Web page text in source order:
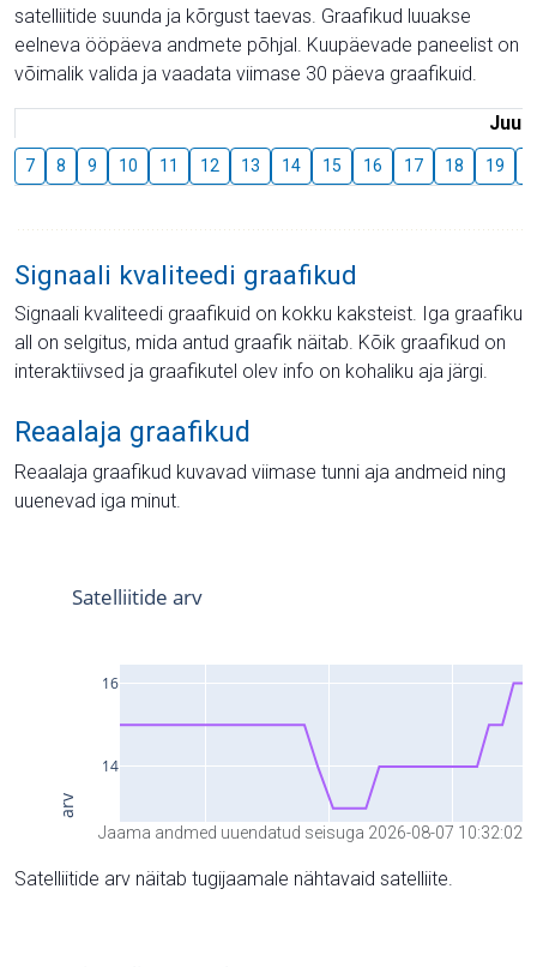
satelliitide suunda ja kõrgust taevas. Graafikud luuakse
eelneva ööpäeva andmete põhjal. Kuupäevade paneelist on
võimalik valida ja vaadata viimase 30 päeva graafikuid.
Juuli
7 8 9 10 11 12 13 14 15 16 17 18 19
Signaali kvaliteedi graafikud
Signaali kvaliteedi graafikuid on kokku kaksteist. Iga graafiku
all on selgitus, mida antud graafik näitab. Kõik graafikud on
interaktiivsed ja graafikutel olev info on kohaliku aja järgi.
Reaalaja graafikud
Reaalaja graafikud kuvavad viimase tunni aja andmeid ning
uuenevad iga minut.
Jaama andmed uuendatud seisuga 2026-08-07 10:32:02
Satelliitide arv näitab tugijaamale nähtavaid satelliite.